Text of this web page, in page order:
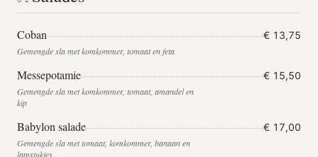
Coban € 13,75
Gemengde sla met komkommer, tomaat en feta
Messepotamie € 15,50
Gemengde sla met komkommer, tomaat, amandel en
kip
Babylon salade € 17,00
Gemengde sla met tomaat, komkommer, banaan en
lamstukjes